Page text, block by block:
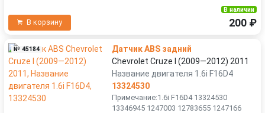
В корзину
В наличии
200 ₽
№ 45184
Датчик ABS задний
Chevrolet Cruze I (2009—2012) 2011
Название двигателя 1.6i F16D4
13324530
Примечание:1.6i F16D4 13324530
13346945 1247003 12783655 1247166